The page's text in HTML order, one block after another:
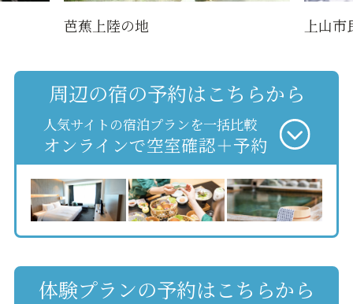
芭蕉上陸の地 上山
周辺の宿の予約はこちらから
人気サイトの宿泊プランを一括比較
オンラインで空室確認＋予約
体験プランの予約はこちらから